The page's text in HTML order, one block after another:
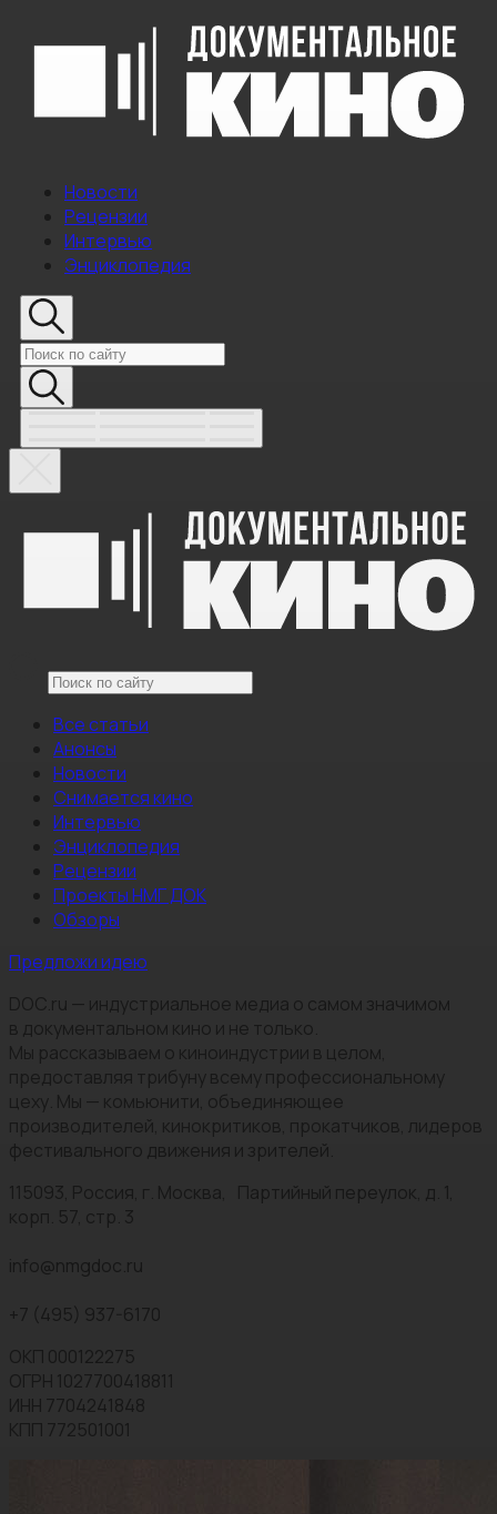
Новости
Рецензии
Интервью
Энциклопедия
Все статьи
Анонсы
Новости
Снимается кино
Интервью
Энциклопедия
Рецензии
Проекты НМГ ДОК
Обзоры
Предложи идею
DOC.ru — индустриальное медиа о самом значимом
в документальном кино и не только.
Мы рассказываем о киноиндустрии в целом,
предоставляя трибуну всему профессиональному
цеху. Мы — комьюнити, объединяющее
производителей, кинокритиков, прокатчиков, лидеров
фестивального движения и зрителей.
115093, Россия, г. Москва, Партийный переулок, д. 1,
корп. 57, стр. 3
info@nmgdoc.ru
+7 (495) 937-6170
ОКП 000122275
ОГРН 1027700418811
ИНН 7704241848
КПП 772501001